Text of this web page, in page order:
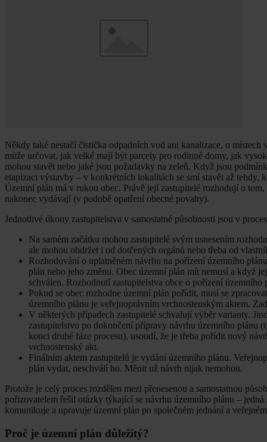
Někdy také nestačí čistička odpadních vod ani kanalizace, o
může určovat, jak velké mají být parcely pro rodinné domy, jak
mohou stavět nebo jaké jsou požadavky na zeleň. Když jsou
etapizaci výstavby – v konkrétních lokalitách se smí stavět až
Územní plán má v rukou obec. Právě její zastupitelé rozhodují o
nakonec vydávají (v podobě opatření obecné povahy).
Jednotlivé úkony zastupitelstva v samostatné působnosti jsou v
Na samém začátku mohou zastupitelé svým usnesením
ale mohou obdržet i od dotčených orgánů nebo třeba od
Rozhodování o uplatněném návrhu na pořízení územního
plán nebo jeho změnu. Obec územní plán mít nemusí a když
schválen. Rozhodnutí zastupitelstva obce o pořízení
Pokud se obec rozhodne územní plán pořídit, musí se
územního plánu je veřejnoprávním vrchnostenským aktem.
V některých případech zastupitelé schvalují výběr varianty.
zastupitelstvo po dokončení přípravy návrhu územního plánu
konci druhé fáze procesu), usoudí, že je třeba pořídit nový
vrchnostenský akt.
Finálním aktem zastupitelů je vydání územního plánu.
plán vydat, neschválí ho. Měnit už návrh nijak nemohou.
Protože je celý proces rozdělen mezi přenesenou a samostatnou
pořizovatelem řešil otázky týkající se návrhu územního plánu –
komunikuje a upravuje územní plán po společném jednání a
Proč je územní plán důležitý?